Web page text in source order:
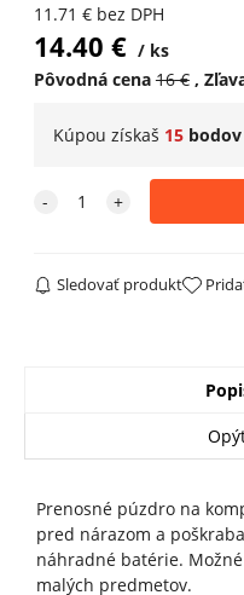
11.71 € bez DPH
14.40 €
ks
Pôvodná cena 16€
Kúpou získaš 15bodov
Sledovať produkt
Prenosné púzdro na
pred nárazom a
náhradné batérie.
malých predmetov.